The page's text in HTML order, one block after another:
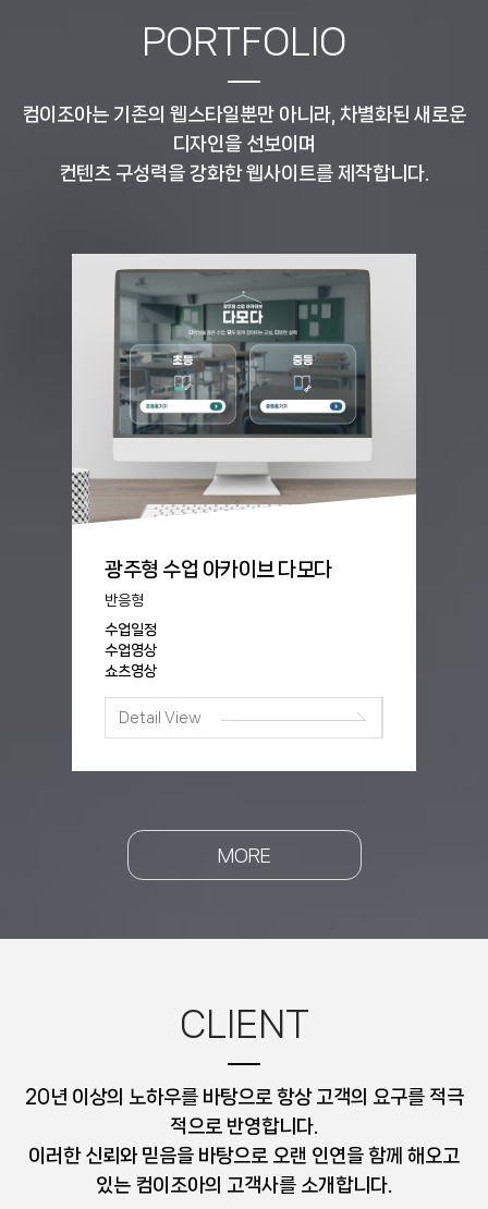
PORTFOLIO
컴이조아는 기존의 웹스타일뿐만 아니라, 차별화된 새로운
디자인을 선보이며
컨텐츠 구성력을 강화한 웹사이트를 제작합니다.
광주형 수업 아카이브 다모다
반응형
수업일정
수업영상
쇼츠영상
Detail View
MORE
CLIENT
20년 이상의 노하우를 바탕으로 항상 고객의 요구를 적극
적으로 반영합니다.
이러한 신뢰와 믿음을 바탕으로 오랜 인연을 함께 해오고
있는 컴이조아의 고객사를 소개합니다.